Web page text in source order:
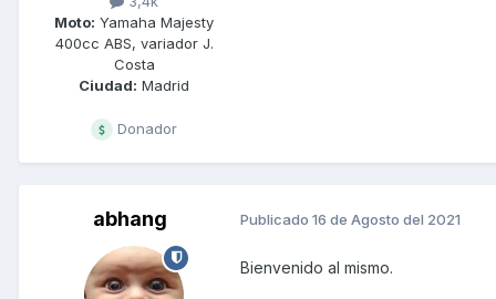
Moto: Yamaha Majesty
400cc ABS, variador J.
Costa
Ciudad: Madrid
Donador
abhang Publicado 16 de Agosto del 2021
Bienvenido al mismo.